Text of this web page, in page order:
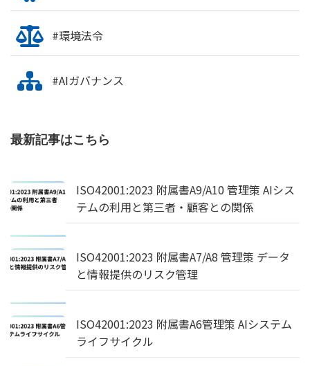
#環境法令
#AIガバナンス
最新記事はこちら
ISO42001:2023 附属書A9/A10 管理策 AIシス
テムの利用と第三者・顧客との関係
ISO42001:2023 附属書A7/A8 管理策 データ
と情報提供のリスク管理
ISO42001:2023 附属書A6管理策 AIシステム
ライフサイクル